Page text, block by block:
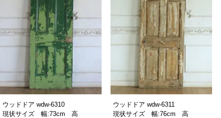
ウッドドア wdw-6310
現状サイズ 幅:73cm 高
ウッドドア wdw-6311
現状サイズ 幅:76cm 高